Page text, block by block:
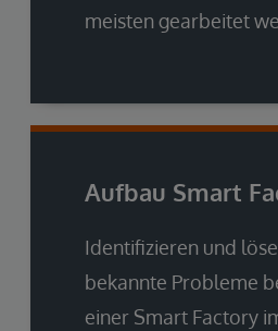
meisten gearbeitet
Aufbau Smart
Identifizieren und
bekannte Probleme
einer Smart Factory